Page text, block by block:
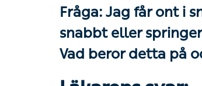
Fråga: Jag får ont i
snabbt eller
Vad beror detta på